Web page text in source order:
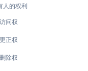
人的权利
问权
正权
除权